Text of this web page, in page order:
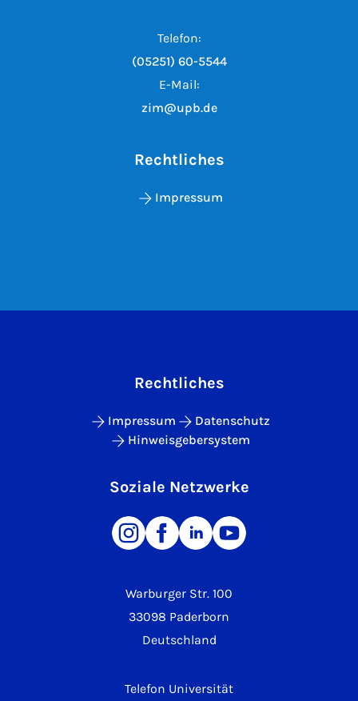
Telefon:
(05251) 60-5544
E-Mail:
zim@upb.de
Rechtliches
Impressum
Warburger Str. 100
33098 Paderborn
Deutschland
Telefon Universität
Rechtliches
Impressum
Datenschutz
Hinweisgebersystem
Soziale Netzwerke